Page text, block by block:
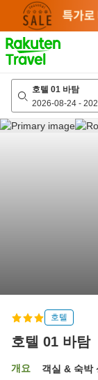
page
호텔 01 바탐
2026-08-24 -
호텔
호텔 01 바탐
개요 객실 & 숙박